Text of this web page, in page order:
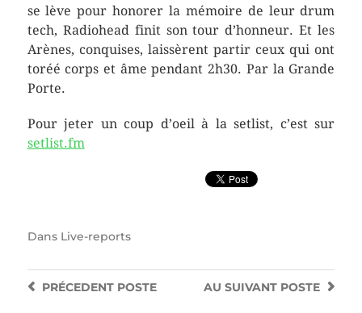
se lève pour honorer la mémoire de leur drum
tech, Radiohead finit son tour d’honneur. Et les
Arènes, conquises, laissèrent partir ceux qui ont
toréé corps et âme pendant 2h30. Par la Grande
Porte.
Pour jeter un coup d’oeil à la setlist, c’est sur
setlist.fm
Dans Live-reports
AU SUIVANT POSTE
PRÉCEDENTPOSTE